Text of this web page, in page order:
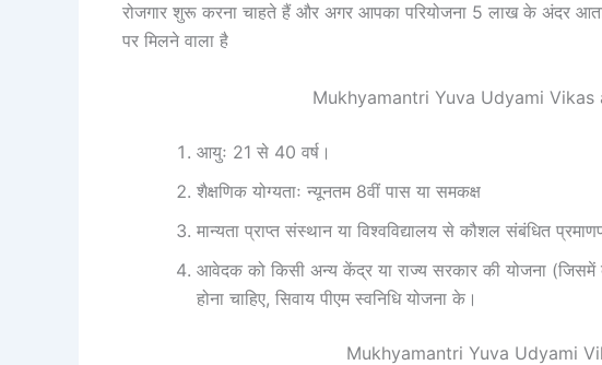
रोजगार शुरू करना चाहते हैं और अगर आपका परियोजना 5 लाख के अंदर
पर मिलने वाला है
Mukhyamantri Yuva Udyami Vikas
आयुः 21 से 40 वर्ष।
शैक्षणिक योग्यताः न्यूनतम 8वीं पास या समकक्ष
मान्यता प्राप्त संस्थान या विश्वविद्यालय से कौशल संबंधित
आवेदक को किसी अन्य केंद्र या राज्य सरकार की योजना (जिसमें
होना चाहिए, सिवाय पीएम स्वनिधि योजना के।
Mukhyamantri Yuva Udyami